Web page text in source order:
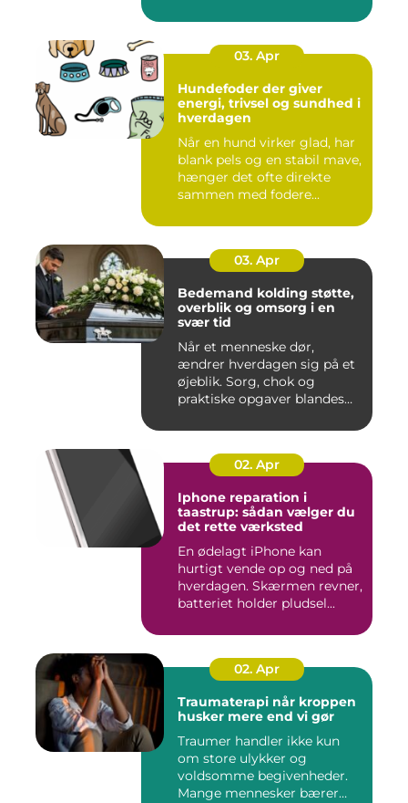
03. Apr
Hundefoder der giver
energi, trivsel og sundhed i
hverdagen
Når en hund virker glad, har
blank pels og en stabil mave,
hænger det ofte direkte
sammen med fodere...
03. Apr
Bedemand kolding støtte,
overblik og omsorg i en
svær tid
Når et menneske dør,
ændrer hverdagen sig på et
øjeblik. Sorg, chok og
praktiske opgaver blandes
02. Apr
Iphone reparation i
taastrup: sådan vælger du
det rette værksted
En ødelagt iPhone kan
hurtigt vende op og ned på
hverdagen. Skærmen revner,
batteriet holder pludsel...
02. Apr
Traumaterapi når kroppen
husker mere end vi gør
Traumer handler ikke kun
om store ulykker og
voldsomme begivenheder.
Mange mennesker bærer